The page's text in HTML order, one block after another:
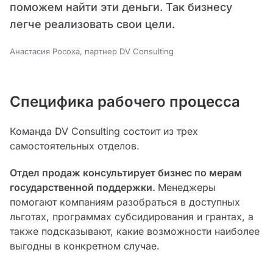
поможем найти эти деньги. Так бизнесу
легче реализовать свои цели.
Анастасия Росоха, партнер DV Consulting
Специфика рабочего процесса
Команда DV Consulting состоит из трех
самостоятельных отделов.
Отдел продаж консультирует бизнес по мерам
государственной поддержки. Менеджеры
помогают компаниям разобраться в доступных
льготах, программах субсидирования и грантах, а
также подсказывают, какие возможности наиболее
выгодны в конкретном случае.